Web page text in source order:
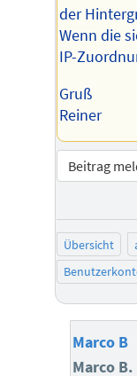
der
Wenn die
IP-
Gruß
Reiner
Beitrag
Übersicht
Marco B
Marco B.